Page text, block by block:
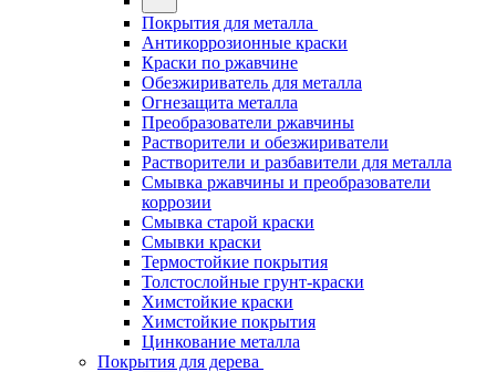
Покрытия для металла
Антикоррозионные краски
Краски по ржавчине
Обезжириватель для металла
Огнезащита металла
Преобразователи ржавчины
Растворители и обезжириватели
Растворители и разбавители для металла
Смывка ржавчины и преобразователи
коррозии
Смывка старой краски
Смывки краски
Термостойкие покрытия
Толстослойные грунт-краски
Химстойкие краски
Химстойкие покрытия
Цинкование металла
Покрытия для дерева